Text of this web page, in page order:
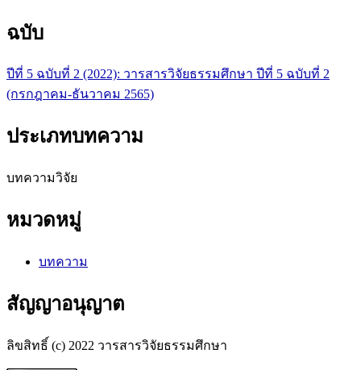
ฉบับ
ปีที่ 5 ฉบับที่ 2 (2022): วารสารวิจัยธรรมศึกษา ปีที่ 5 ฉบับที่ 2
(กรกฎาคม-ธันวาคม 2565)
ประเภทบทความ
บทความวิจัย
หมวดหมู่
บทความ
สัญญาอนุญาต
ลิขสิทธิ์ (c) 2022 วารสารวิจัยธรรมศึกษา